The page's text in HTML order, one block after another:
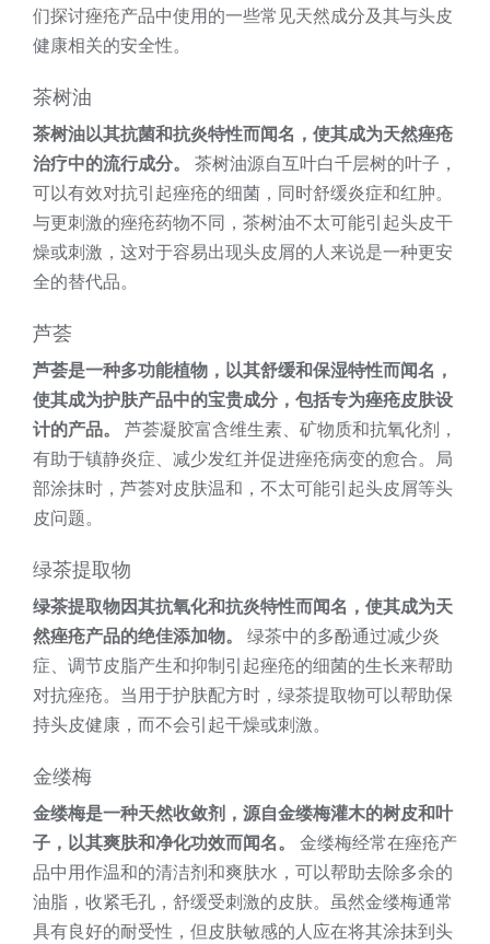
们探讨痤疮产品中使用的一些常见天然成分及其与头皮
健康相关的安全性。
茶树油
茶树油以其抗菌和抗炎特性而闻名，使其成为天然痤疮
治疗中的流行成分。
茶树油源自互叶白千层树的叶子，
可以有效对抗引起痤疮的细菌，同时舒缓炎症和红肿。
与更刺激的痤疮药物不同，茶树油不太可能引起头皮干
燥或刺激，这对于容易出现头皮屑的人来说是一种更安
全的替代品。
芦荟
芦荟是一种多功能植物，以其舒缓和保湿特性而闻名，
使其成为护肤产品中的宝贵成分，包括专为痤疮皮肤设
计的产品。
芦荟凝胶富含维生素、矿物质和抗氧化剂，
有助于镇静炎症、减少发红并促进痤疮病变的愈合。局
部涂抹时，芦荟对皮肤温和，不太可能引起头皮屑等头
皮问题。
绿茶提取物
绿茶提取物因其抗氧化和抗炎特性而闻名，使其成为天
然痤疮产品的绝佳添加物。
绿茶中的多酚通过减少炎
症、调节皮脂产生和抑制引起痤疮的细菌的生长来帮助
对抗痤疮。当用于护肤配方时，绿茶提取物可以帮助保
持头皮健康，而不会引起干燥或刺激。
金缕梅
金缕梅是一种天然收敛剂，源自金缕梅灌木的树皮和叶
子，以其爽肤和净化功效而闻名。
金缕梅经常在痤疮产
品中用作温和的清洁剂和爽肤水，可以帮助去除多余的
油脂，收紧毛孔，舒缓受刺激的皮肤。虽然金缕梅通常
具有良好的耐受性，但皮肤敏感的人应在将其涂抹到头